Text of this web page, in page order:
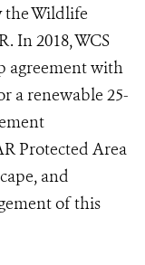
the Wildlife
In 2018, WCS
agreement with
a renewable 25-
Protected Area
and
of this